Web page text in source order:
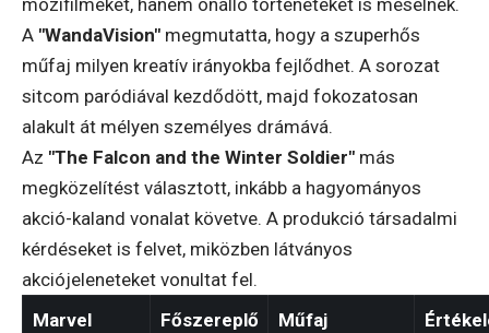
mozifilmeket, hanem önálló történeteket is mesélnek.
A "WandaVision" megmutatta, hogy a szuperhős
műfaj milyen kreatív irányokba fejlődhet. A sorozat
sitcom paródiával kezdődött, majd fokozatosan
alakult át mélyen személyes drámává.
Az "The Falcon and the Winter Soldier" más
megközelítést választott, inkább a hagyományos
akció-kaland vonalat követve. A produkció társadalmi
kérdéseket is felvet, miközben látványos
akciójeleneteket vonultat fel.
Marvel
Főszereplő Műfaj